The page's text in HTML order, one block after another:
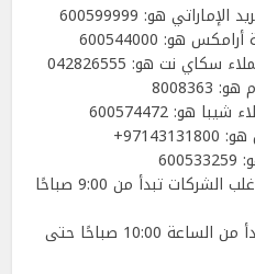
هو: 600599999
هو: 600544000
نت هو: 042826555
هو: 600574472
كما أن أوقات العمل في أغلب الشركات تبدأ من 9:00 صباحًا
لكن في بعض الشركات تبدأ من الساعة 10:00 صباحًا حتى